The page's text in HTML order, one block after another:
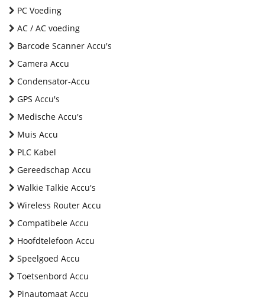
PC Voeding
AC / AC voeding
Barcode Scanner Accu's
Camera Accu
Condensator-Accu
GPS Accu's
Medische Accu's
Muis Accu
PLC Kabel
Gereedschap Accu
Walkie Talkie Accu's
Wireless Router Accu
Compatibele Accu
Hoofdtelefoon Accu
Speelgoed Accu
Toetsenbord Accu
Pinautomaat Accu